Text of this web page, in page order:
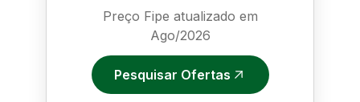
Preço Fipe atualizado em
Ago/2026
Pesquisar Ofertas